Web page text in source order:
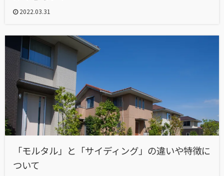
2022.03.31
「モルタル」と「サイディング」の違いや特徴に
ついて